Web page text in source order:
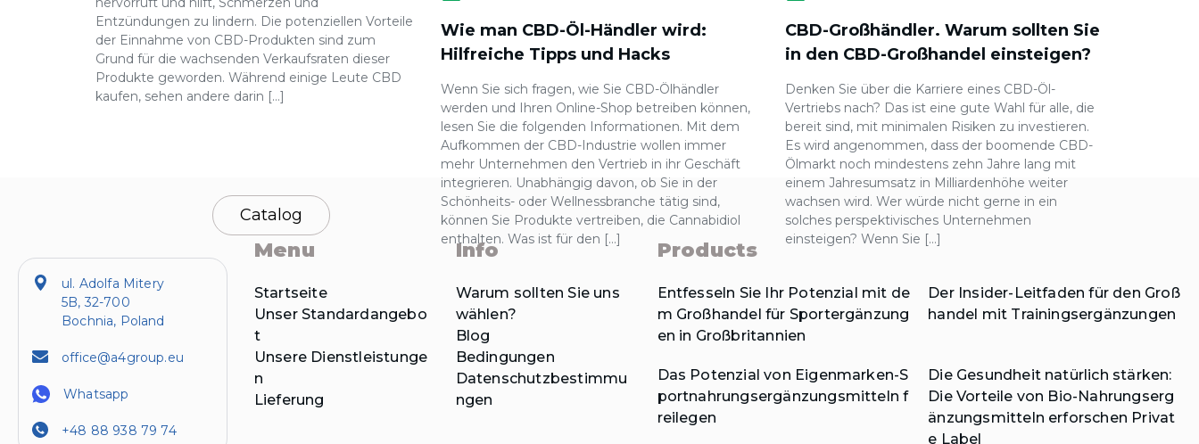
Entzündungen zu lindern. Die potenziellen Vorteile
der Einnahme von CBD-Produkten sind zum
Grund für die wachsenden Verkaufsraten dieser
Produkte geworden. Während einige Leute CBD
kaufen, sehen andere darin […]
Wie man CBD-Öl-Händler wird:
Hilfreiche Tipps und Hacks
Wenn Sie sich fragen, wie Sie CBD-Ölhändler
werden und Ihren Online-Shop betreiben können,
lesen Sie die folgenden Informationen. Mit dem
Aufkommen der CBD-Industrie wollen immer
mehr Unternehmen den Vertrieb in ihr Geschäft
integrieren. Unabhängig davon, ob Sie in der
Schönheits- oder Wellnessbranche tätig sind,
können Sie Produkte vertreiben, die Cannabidiol
enthalten. Was ist für den […]
CBD-Großhändler. Warum sollten Sie
in den CBD-Großhandel einsteigen?
Denken Sie über die Karriere eines CBD-Öl-
Vertriebs nach? Das ist eine gute Wahl für alle, die
bereit sind, mit minimalen Risiken zu investieren.
Es wird angenommen, dass der boomende CBD-
Ölmarkt noch mindestens zehn Jahre lang mit
einem Jahresumsatz in Milliardenhöhe weiter
wachsen wird. Wer würde nicht gerne in ein
solches perspektivisches Unternehmen
einsteigen? Wenn Sie […]
Catalog
ul. Adolfa Mitery
5B, 32-700
Bochnia, Poland
office@a4group.eu
Whatsapp
+48 88 938 79 74
Menu
Startseite
Unser Standardangebo
t
Unsere Dienstleistunge
n
Lieferung
Info
Warum sollten Sie uns
wählen?
Blog
Bedingungen
Datenschutzbestimmu
ngen
Products
Entfesseln Sie Ihr Potenzial mit de
m Großhandel für Sportergänzung
en in Großbritannien
Der Insider-Leitfaden für den Groß
handel mit Trainingsergänzungen
Das Potenzial von Eigenmarken-S
portnahrungsergänzungsmitteln f
reilegen
Die Gesundheit natürlich stärken:
Die Vorteile von Bio-Nahrungserg
änzungsmitteln erforschen Privat
e Label